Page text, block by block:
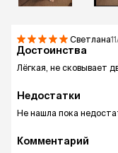
Светлана
Достоинства
Лёгкая, не сковывает
Недостатки
Не нашла пока
Комментарий